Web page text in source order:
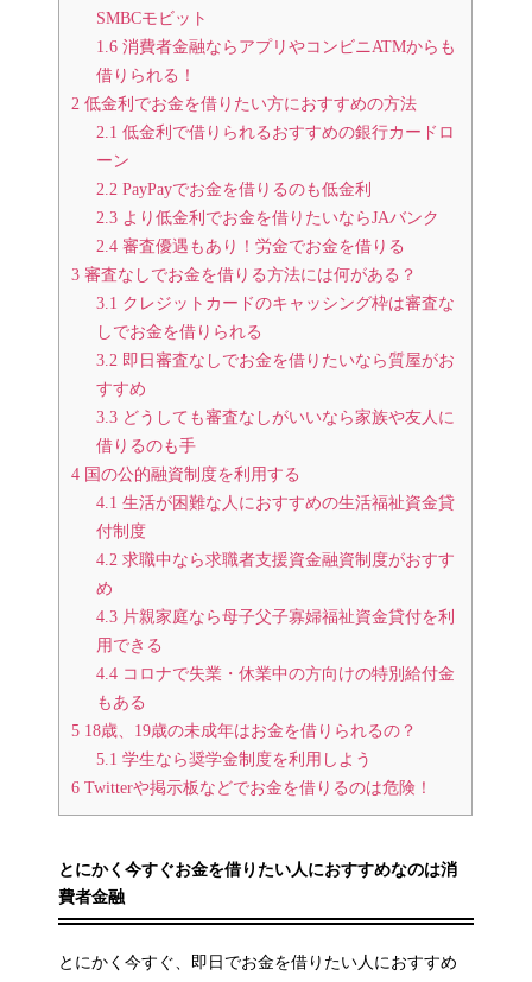
SMBCモビット
1.6 消費者金融ならアプリやコンビニATMからも
借りられる！
2 低金利でお金を借りたい方におすすめの方法
2.1 低金利で借りられるおすすめの銀行カードロ
ーン
2.2 PayPayでお金を借りるのも低金利
2.3 より低金利でお金を借りたいならJAバンク
2.4 審査優遇もあり！労金でお金を借りる
3 審査なしでお金を借りる方法には何がある？
3.1 クレジットカードのキャッシング枠は審査な
しでお金を借りられる
3.2 即日審査なしでお金を借りたいなら質屋がお
すすめ
3.3 どうしても審査なしがいいなら家族や友人に
借りるのも手
4 国の公的融資制度を利用する
4.1 生活が困難な人におすすめの生活福祉資金貸
付制度
4.2 求職中なら求職者支援資金融資制度がおすす
め
4.3 片親家庭なら母子父子寡婦福祉資金貸付を利
用できる
4.4 コロナで失業・休業中の方向けの特別給付金
もある
5 18歳、19歳の未成年はお金を借りられるの？
5.1 学生なら奨学金制度を利用しよう
6 Twitterや掲示板などでお金を借りるのは危険！
とにかく今すぐお金を借りたい人におすすめなのは消
費者金融
とにかく今すぐ、即日でお金を借りたい人におすすめ